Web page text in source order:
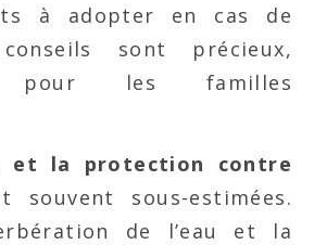
à adopter en cas de
sont précieux,
pour les familles
et la protection contre
souvent sous-estimées.
de l’eau et la